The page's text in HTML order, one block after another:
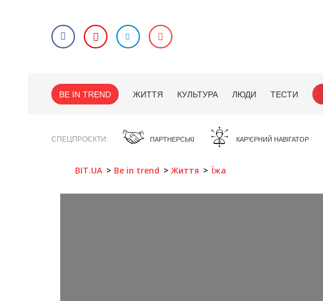
BE IN TREND ЖИТТЯ КУЛЬТУРА ЛЮДИ ТЕСТИ
СПЕЦПРОЄКТИ ПАРТНЕРСЬКІ КАР'ЄРНИЙ НАВІГАТОР
BIT.UA Be in trend Життя Їжа